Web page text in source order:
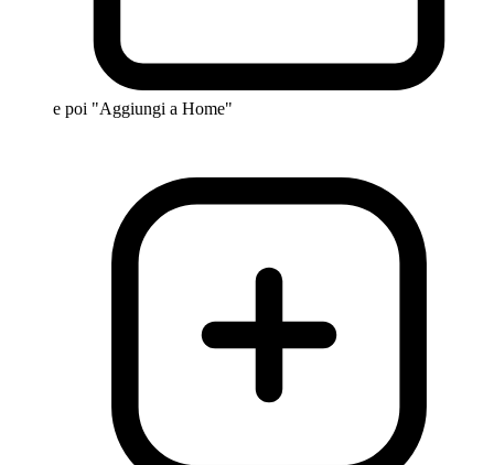
e poi "Aggiungi a Home"